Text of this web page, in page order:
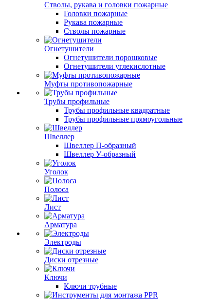
Стволы, рукава и головки пожарные
Головки пожарные
Рукава пожарные
Стволы пожарные
Огнетушители
Огнетушители порошковые
Огнетушители углекислотные
Муфты противопожарные
Трубы профильные
Трубы профильные квадратные
Трубы профильные прямоугольные
Швеллер
Швеллер П-образный
Швеллер У-образный
Уголок
Полоса
Лист
Арматура
Электроды
Диски отрезные
Ключи
Ключи трубные